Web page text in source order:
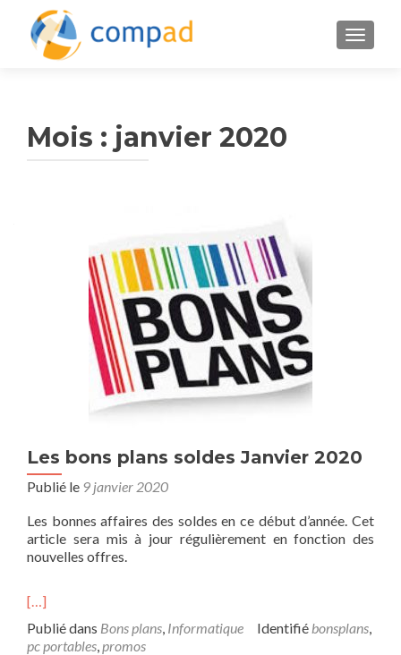
Mois : janvier 2020
Les bons plans soldes Janvier 2020
Publié le 9 janvier 2020
Les bonnes affaires des soldes en ce début d’année. Cet
article sera mis à jour régulièrement en fonction des
nouvelles offres.
[…]
Publié dans Bons plans, Informatique Identifié bonsplans,
pc portables,promos